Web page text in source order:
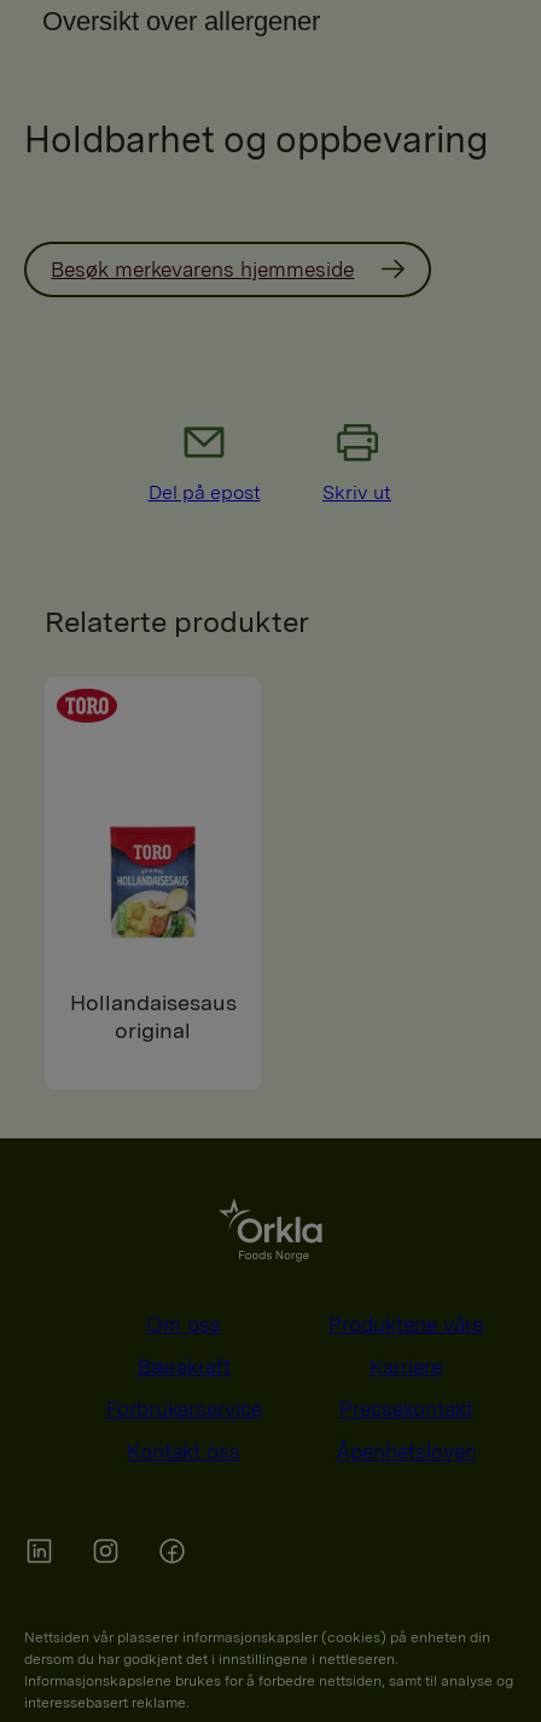
Oversikt over allergener
Holdbarhet og oppbevaring
Besøk merkevarens hjemmeside
Del på epost Skriv ut
Relaterte produkter
Hollandaisesaus
original
Om oss
Produktene våre
Bærekraft
Karriere
Forbrukerservice
Pressekontakt
Kontakt oss
Åpenhetsloven
Nettsiden vår plasserer informasjonskapsler (cookies) på enheten din
dersom du har godkjent det i innstillingene i nettleseren.
Informasjonskapslene brukes for å forbedre nettsiden, samt til analyse og
interessebasert reklame.